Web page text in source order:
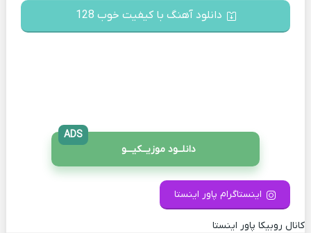
دانلود آهنگ با کیفیت خوب 128
دانلــود موزیــکیـــو
ADS
اینستاگرام پاور اینستا
کانال روبیکا پاور اینستا